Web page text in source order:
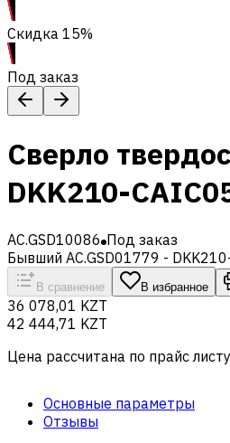
Скидка 15%
Под заказ
Сверло
DKK210-
AC.GSD10086 Под заказ
Бывший AC.GSD01779 -
В сравнение В избранное
36 078,01 KZT
42 444,71 KZT
Цена рассчитана по прайс
Основные параметры
Отзывы